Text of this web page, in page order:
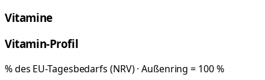
Vitamine
Vitamin-Profil
% des EU-Tagesbedarfs (NRV) · Außenring = 100 %